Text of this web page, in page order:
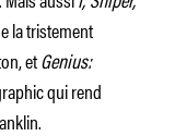
la tristement
etGenius:
qui rend